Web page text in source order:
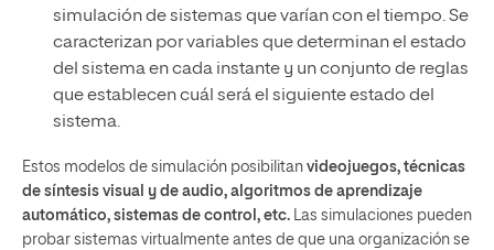
simulación de sistemas que varían con el tiempo. Se
caracterizan por variables que determinan el estado
del sistema en cada instante y un conjunto de reglas
que establecen cuál será el siguiente estado del
sistema.
Estos modelos de simulación posibilitan videojuegos, técnicas
de síntesis visual y de audio, algoritmos de aprendizaje
automático, sistemas de control, etc. Las simulaciones pueden
probar sistemas virtualmente antes de que una organización se